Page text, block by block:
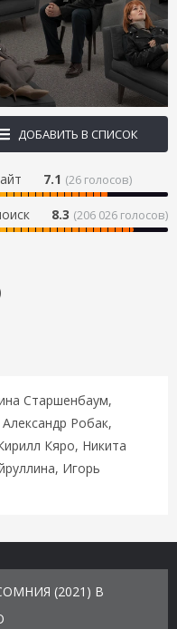
ДОБАВИТЬ В СПИСОК
7.1 (26 голосов)
8.3 (206 026 голосов)
Старшенбаум,
Робак,
Кяро, Никита
Игорь
(2021) В